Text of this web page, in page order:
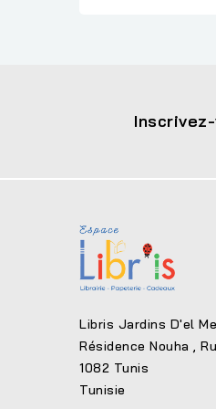
Libris Jardins D'el
Résidence Nouha ,
1082 Tunis
Tunisie